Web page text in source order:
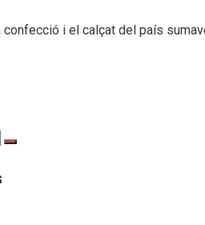
i el calçat del país